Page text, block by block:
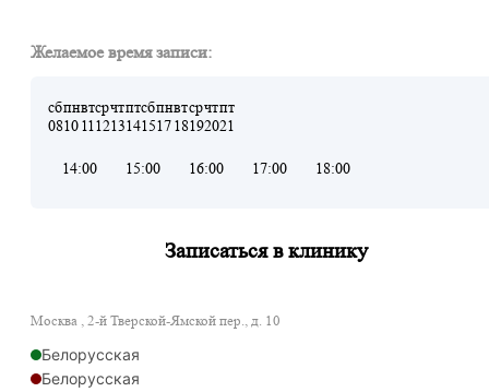
Желаемое время записи:
сб
08
пн
10
вт
11
ср
12
чт
13
пт
14
сб
15
пн
17
вт
18
ср
19
чт
20
пт
21
14:00 15:00 16:00 17:00 18:00
Записаться в клинику
Москва , 2-й Тверской-Ямской пер., д. 10
Белорусская
Белорусская